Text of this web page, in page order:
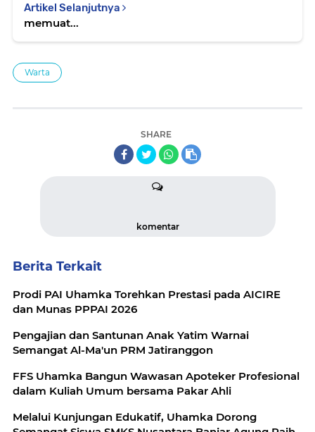
Artikel Selanjutnya
memuat...
Warta
SHARE
komentar
Berita Terkait
Prodi PAI Uhamka Torehkan Prestasi pada AICIRE
dan Munas PPPAI 2026
Pengajian dan Santunan Anak Yatim Warnai
Semangat Al-Ma'un PRM Jatiranggon
FFS Uhamka Bangun Wawasan Apoteker Profesional
dalam Kuliah Umum bersama Pakar Ahli
Melalui Kunjungan Edukatif, Uhamka Dorong